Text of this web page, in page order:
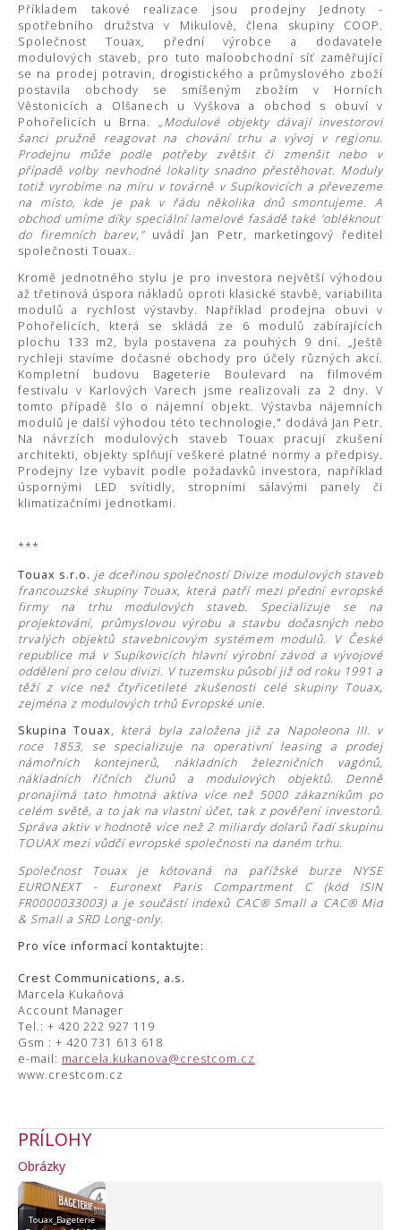
Příkladem takové realizace jsou prodejny Jednoty -
spotřebního družstva v Mikulově, člena skupiny COOP.
Společnost Touax, přední výrobce a dodavatele
modulových staveb, pro tuto maloobchodní síť zaměřující
se na prodej potravin, drogistického a průmyslového zboží
postavila obchody se smíšeným zbožím v Horních
Věstonicích a Olšanech u Vyškova a obchod s obuví v
Pohořelicích u Brna. „Modulové objekty dávají investorovi
šanci pružně reagovat na chování trhu a vývoj v regionu.
Prodejnu může podle potřeby zvětšit či zmenšit nebo v
případě volby nevhodné lokality snadno přestěhovat. Moduly
totiž vyrobíme na míru v továrně v Supíkovicích a převezeme
na místo, kde je pak v řádu několika dnů smontujeme. A
obchod umíme díky speciální lamelové fasádě také 'obléknout'
do firemních barev,"uvádí Jan Petr, marketingový ředitel
společnosti Touax.
Kromě jednotného stylu je pro investora největší výhodou
až třetinová úspora nákladů oproti klasické stavbě, variabilita
modulů a rychlost výstavby. Například prodejna obuvi v
Pohořelicích, která se skládá ze 6 modulů zabírajících
plochu 133 m2, byla postavena za pouhých 9 dní. „Ještě
rychleji stavíme dočasné obchody pro účely různých akcí.
Kompletní budovu Bageterie Boulevard na filmovém
festivalu v Karlových Varech jsme realizovali za 2 dny. V
tomto případě šlo o nájemní objekt. Výstavba nájemních
modulů je další výhodou této technologie," dodává Jan Petr.
Na návrzích modulových staveb Touax pracují zkušení
architekti, objekty splňují veškeré platné normy a předpisy.
Prodejny lze vybavit podle požadavků investora, například
úspornými LED svítidly, stropními sálavými panely či
klimatizačními jednotkami.
***
Touax s.r.o. je dceřinou společností Divize modulových staveb
francouzské skupiny Touax, která patří mezi přední evropské
firmy na trhu modulových staveb. Specializuje se na
projektování, průmyslovou výrobu a stavbu dočasných nebo
trvalých objektů stavebnicovým systémem modulů. V České
republice má v Supíkovicích hlavní výrobní závod a vývojové
oddělení pro celou divizi. V tuzemsku působí již od roku 1991 a
těží z více než čtyřicetileté zkušenosti celé skupiny Touax,
zejména z modulových trhů Evropské unie.
Skupina Touax, která byla založena již za Napoleona III. v
roce 1853, se specializuje na operativní leasing a prodej
námořních kontejnerů, nákladních železničních vagónů,
nákladních říčních člunů a modulových objektů. Denně
pronajímá tato hmotná aktiva více než 5000 zákazníkům po
celém světě, a to jak na vlastní účet, tak z pověření investorů.
Správa aktiv v hodnotě více než 2 miliardy dolarů řadí skupinu
TOUAX mezi vůdčí evropské společnosti na daném trhu.
Společnost Touax je kótovaná na pařížské burze NYSE
EURONEXT - Euronext Paris Compartment C (kód ISIN
FR0000033003) a je součástí indexů CAC® Small a CAC® Mid
& Small a SRD Long-only.
Pro více informací kontaktujte:
Crest Communications, a.s.
Marcela Kukaňová
Account Manager
Tel.: + 420 222 927 119
Gsm : + 420 731 613 618
e-mail: marcela.kukanova@crestcom.cz
www.crestcom.cz
PRÍLOHY
Obrázky
Touax_Bageterie